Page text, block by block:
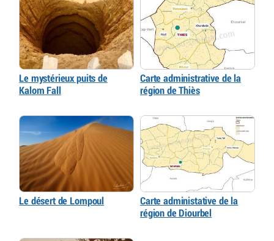
Le mystérieux puits de
Kalom Fall
Carte administrative de la
région de Thiès
Le désert de Lompoul
Carte administative de la
région de Diourbel